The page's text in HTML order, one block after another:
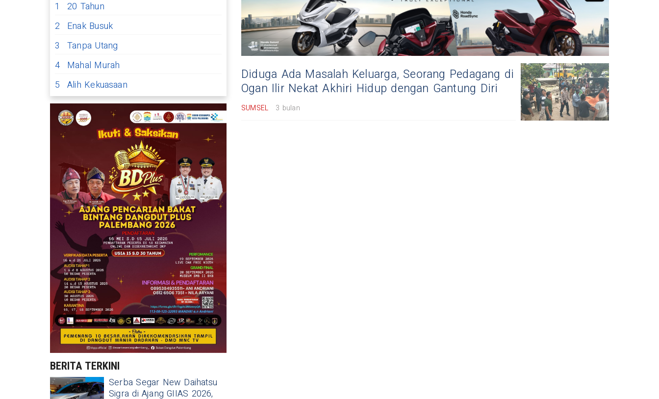
1
20 Tahun
2
Enak Busuk
3
Tanpa Utang
4 Mahal Murah
5 Alih Kekuasaan
BERITA TERKINI
Serba Segar New Daihatsu
Sigra di Ajang GIIAS 2026,
Diduga Ada Masalah Keluarga, Seorang Pedagang di
Ogan Ilir Nekat Akhiri Hidup dengan Gantung Diri
SUMSEL 3 bulan